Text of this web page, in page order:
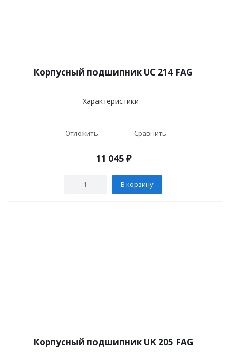
Корпусный подшипник UC 214 FAG
Характеристики
Отложить Сравнить
11 045₽
В корзину
Корпусный подшипник UK 205 FAG